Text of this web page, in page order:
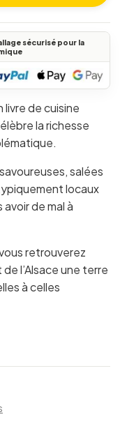
(1 avis)
sécurisé pour la
livre de cuisine
la richesse
savoureuses, salées
locaux
de mal à
retrouverez
l’Alsace une terre
à celles